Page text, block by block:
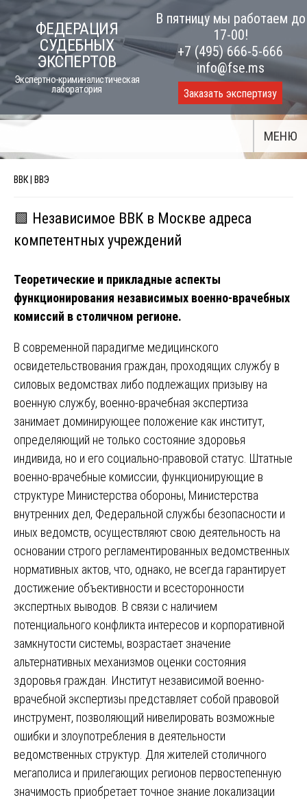
to
content
ФЕДЕРАЦИЯ
СУДЕБНЫХ
ЭКСПЕРТОВ
Экспертно-криминалистическая
лаборатория
В пятницу мы работаем до
17-00!
+7 (495) 666-5-666
info@fse.ms
Заказать экспертизу
МЕНЮ
ВВК | ВВЭ
🟩 Независимое ВВК в Москве адреса
компетентных учреждений
Теоретические и прикладные аспекты
функционирования независимых военно-врачебных
комиссий в столичном регионе.
В современной парадигме медицинского
освидетельствования граждан, проходящих службу в
силовых ведомствах либо подлежащих призыву на
военную службу, военно-врачебная экспертиза
занимает доминирующее положение как институт,
определяющий не только состояние здоровья
индивида, но и его социально-правовой статус. Штатные
военно-врачебные комиссии, функционирующие в
структуре Министерства обороны, Министерства
внутренних дел, Федеральной службы безопасности и
иных ведомств, осуществляют свою деятельность на
основании строго регламентированных ведомственных
нормативных актов, что, однако, не всегда гарантирует
достижение объективности и всесторонности
экспертных выводов. В связи с наличием
потенциального конфликта интересов и корпоративной
замкнутости системы, возрастает значение
альтернативных механизмов оценки состояния
здоровья граждан. Институт независимой военно-
врачебной экспертизы представляет собой правовой
инструмент, позволяющий нивелировать возможные
ошибки и злоупотребления в деятельности
ведомственных структур. Для жителей столичного
мегаполиса и прилегающих регионов первостепенную
значимость приобретает точное знание локализации